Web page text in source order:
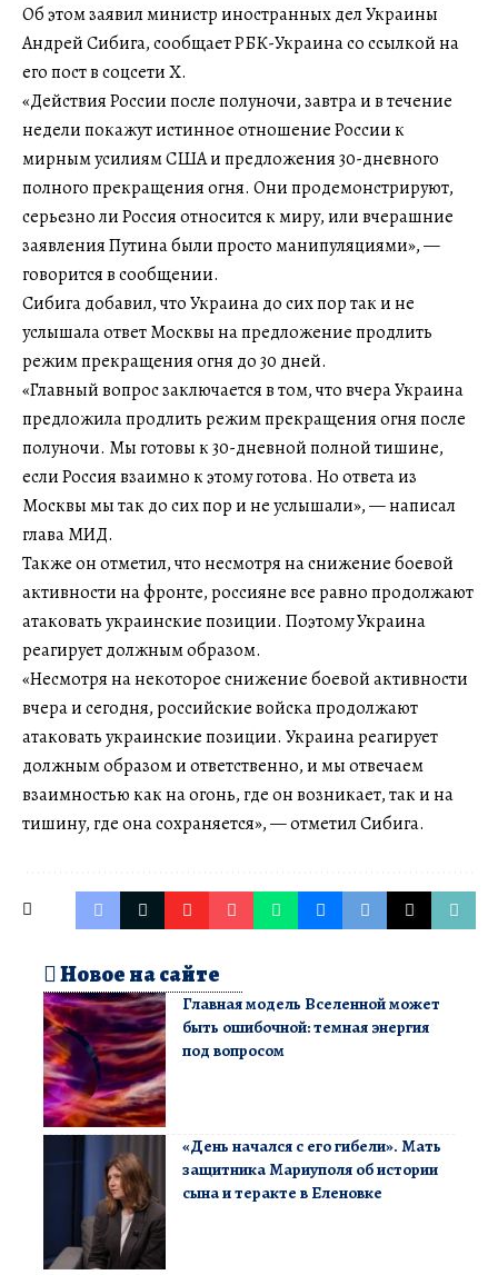
Об этом заявил министр иностранных дел Украины
Андрей Сибига, сообщает РБК-Украина со ссылкой на
его пост в соцсети Х.
«Действия России после полуночи, завтра и в течение
недели покажут истинное отношение России к
мирным усилиям США и предложения 30-дневного
полного прекращения огня. Они продемонстрируют,
серьезно ли Россия относится к миру, или вчерашние
заявления Путина были просто манипуляциями», —
говорится в сообщении.
Сибига добавил, что Украина до сих пор так и не
услышала ответ Москвы на предложение продлить
режим прекращения огня до 30 дней.
«Главный вопрос заключается в том, что вчера Украина
предложила продлить режим прекращения огня после
полуночи. Мы готовы к 30-дневной полной тишине,
если Россия взаимно к этому готова. Но ответа из
Москвы мы так до сих пор и не услышали», — написал
глава МИД.
Также он отметил, что несмотря на снижение боевой
активности на фронте, россияне все равно продолжают
атаковать украинские позиции. Поэтому Украина
реагирует должным образом.
«Несмотря на некоторое снижение боевой активности
вчера и сегодня, российские войска продолжают
атаковать украинские позиции. Украина реагирует
должным образом и ответственно, и мы отвечаем
взаимностью как на огонь, где он возникает, так и на
тишину, где она сохраняется», — отметил Сибига.
Новое на сайте
Главная модель Вселенной может
быть ошибочной: темная энергия
под вопросом
«День начался с его гибели». Мать
защитника Мариуполя об истории
сына и теракте в Еленовке